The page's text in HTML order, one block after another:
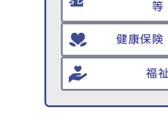
等
健康保険
福祉